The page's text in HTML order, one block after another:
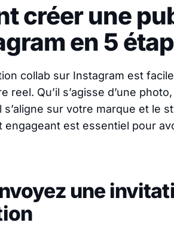
créer une
en 5
collab sur Instagram est
reel. Qu’il s’agisse d’une
s’aligne sur votre marque et le
engageant est essentiel pour
une